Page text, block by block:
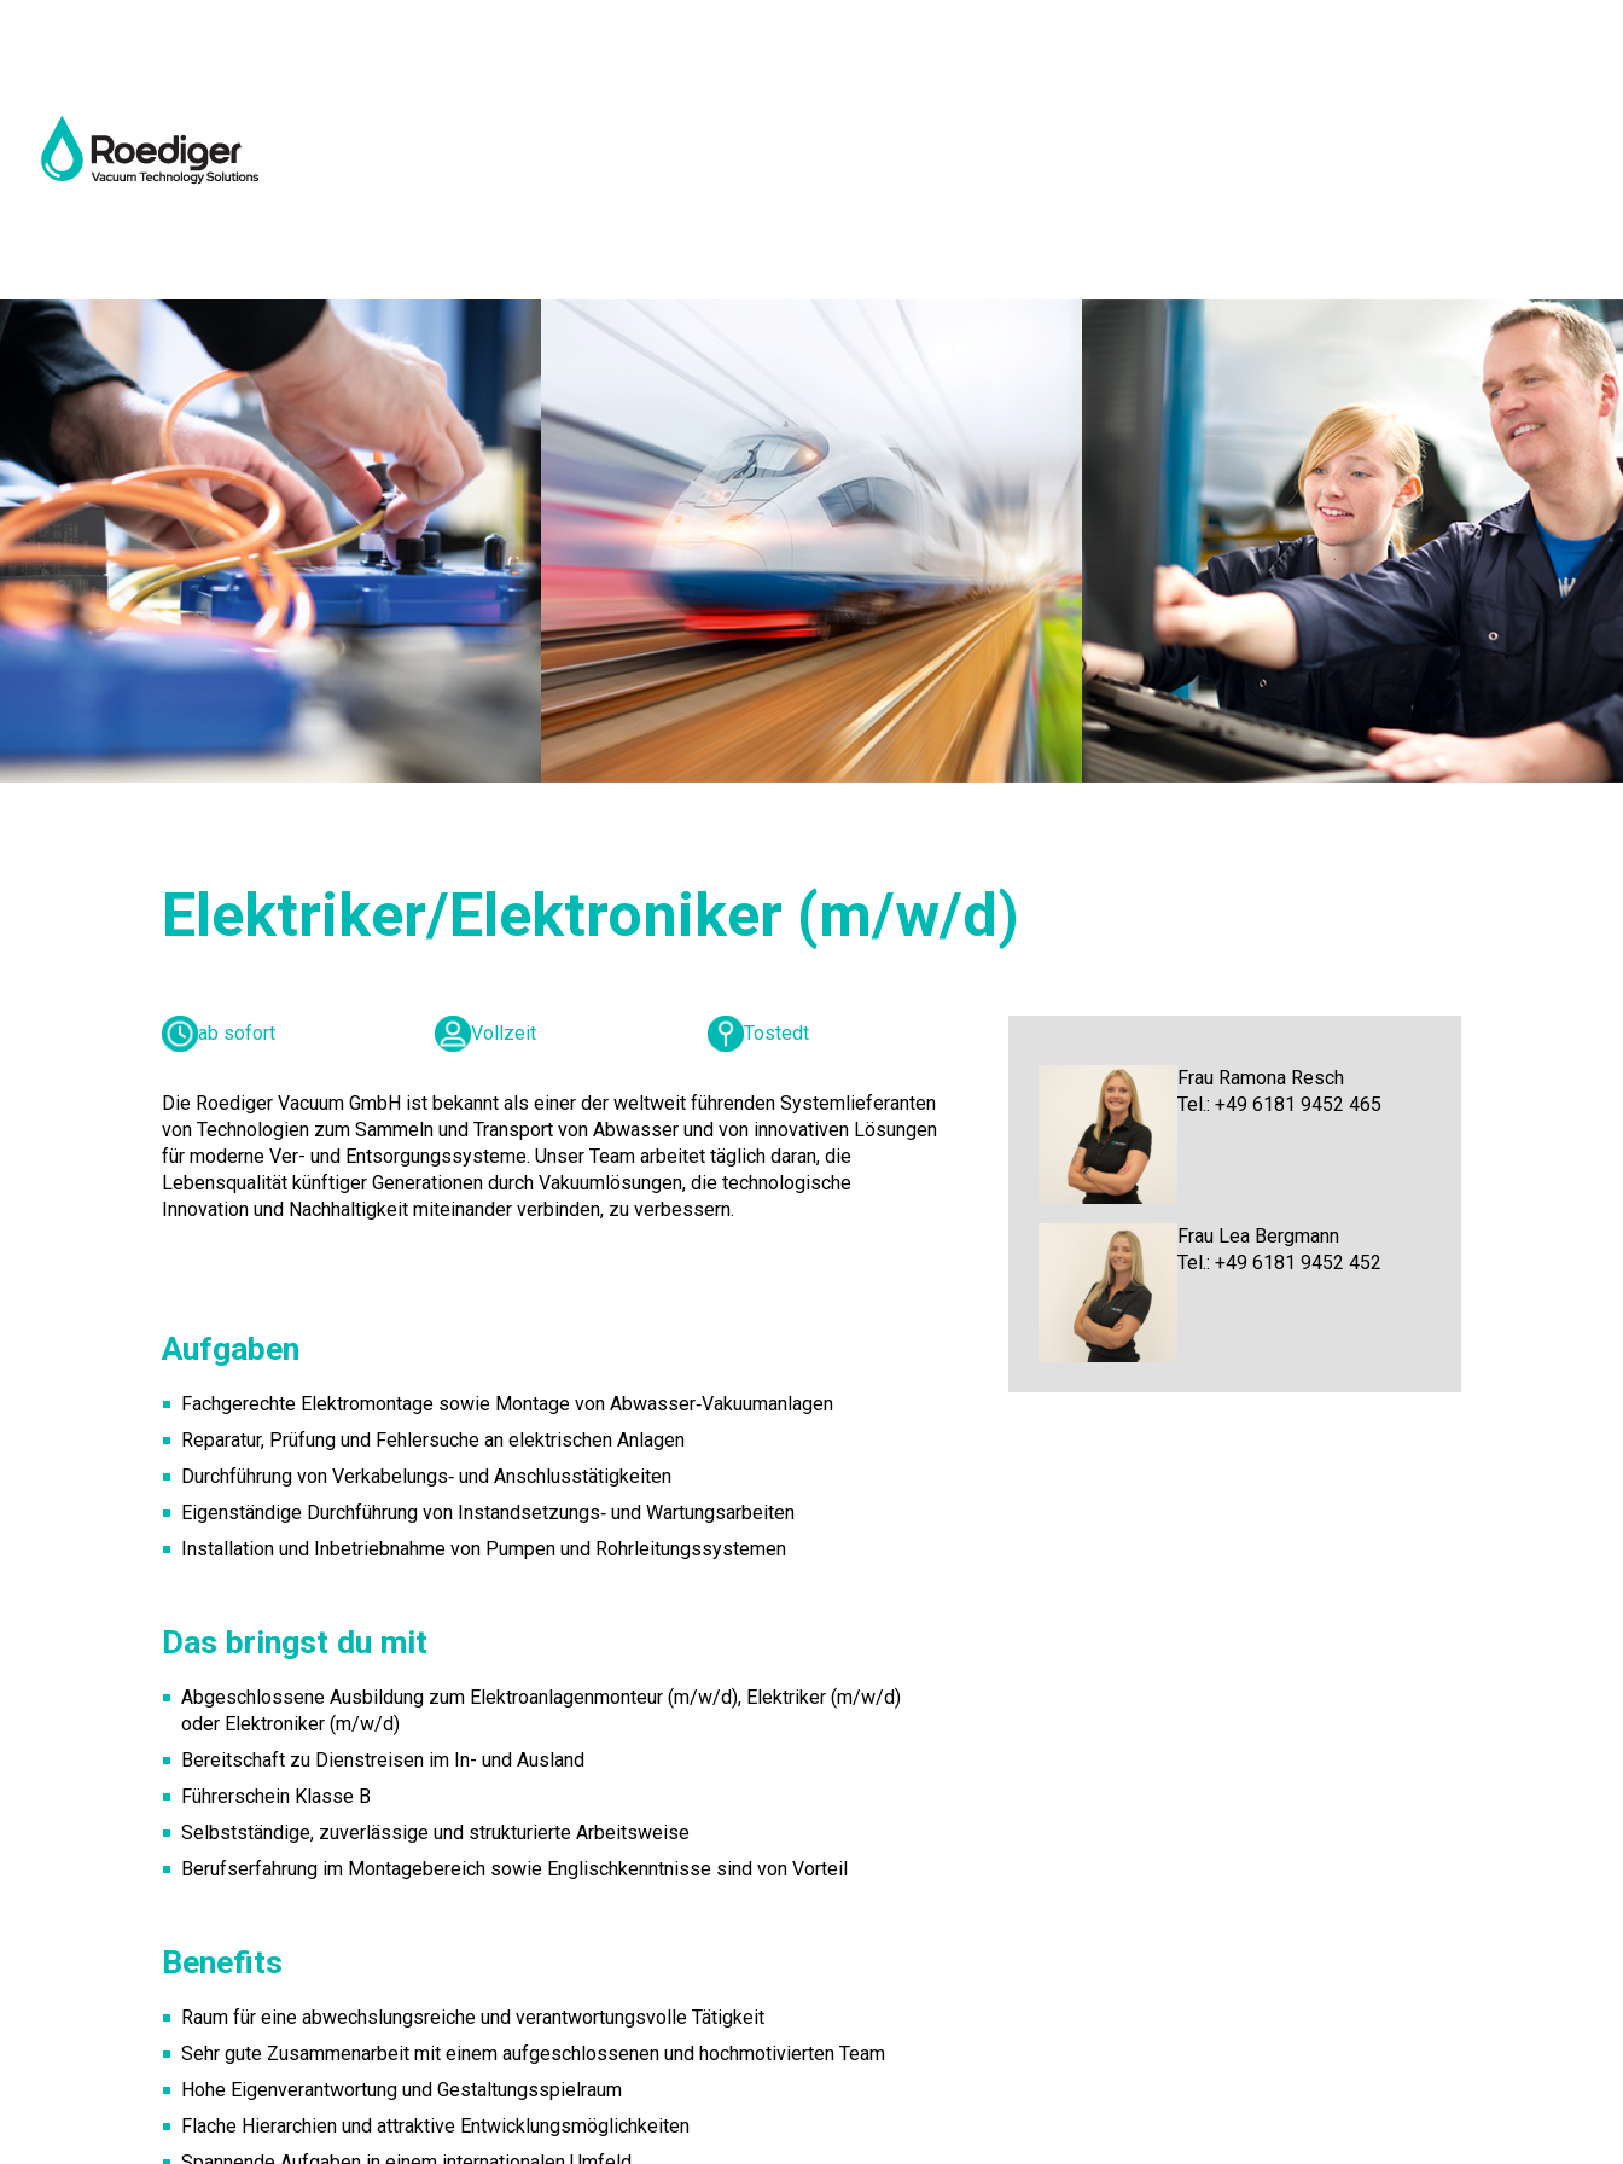
Elektriker/Elektroniker (m/w/d)
ab sofort Vollzeit Tostedt
Die Roediger Vacuum GmbH ist bekannt als einer der weltweit führenden Systemlieferanten
von Technologien zum Sammeln und Transport von Abwasser und von innovativen Lösungen
für moderne Ver- und Entsorgungssysteme. Unser Team arbeitet täglich daran, die
Lebensqualität künftiger Generationen durch Vakuumlösungen, die technologische
Innovation und Nachhaltigkeit miteinander verbinden, zu verbessern.
Aufgaben
Fachgerechte Elektromontage sowie Montage von Abwasser‑Vakuumanlagen
Reparatur, Prüfung und Fehlersuche an elektrischen Anlagen
Durchführung von Verkabelungs‑ und Anschlusstätigkeiten
Eigenständige Durchführung von Instandsetzungs‑ und Wartungsarbeiten
Installation und Inbetriebnahme von Pumpen und Rohrleitungssystemen
Das bringst du mit
Abgeschlossene Ausbildung zum Elektroanlagenmonteur (m/w/d), Elektriker (m/w/d)
oder Elektroniker (m/w/d)
Bereitschaft zu Dienstreisen im In- und Ausland
Führerschein Klasse B
Selbstständige, zuverlässige und strukturierte Arbeitsweise
Berufserfahrung im Montagebereich sowie Englischkenntnisse sind von Vorteil
Benefits
Raum für eine abwechslungsreiche und verantwortungsvolle Tätigkeit
Sehr gute Zusammenarbeit mit einem aufgeschlossenen und hochmotivierten Team
Hohe Eigenverantwortung und Gestaltungsspielraum
Flache Hierarchien und attraktive Entwicklungsmöglichkeiten
Frau Ramona Resch
Tel.: +49 6181 9452 465
Frau Lea Bergmann
Tel.: +49 6181 9452 452